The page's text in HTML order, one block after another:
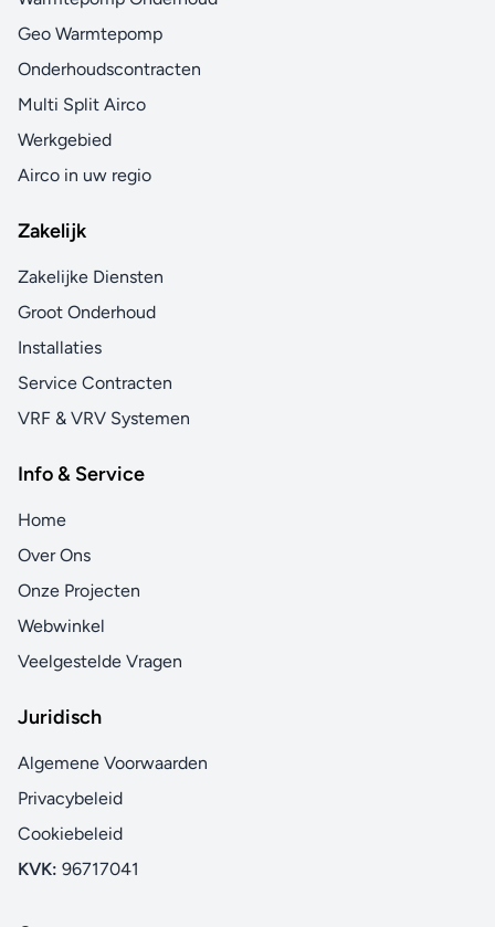
Geo Warmtepomp
Onderhoudscontracten
Multi Split Airco
Werkgebied
Airco in uw regio
Zakelijk
Zakelijke Diensten
Groot Onderhoud
Installaties
Service Contracten
VRF & VRV Systemen
Info & Service
Home
Over Ons
Onze Projecten
Webwinkel
Veelgestelde Vragen
Juridisch
Algemene Voorwaarden
Privacybeleid
Cookiebeleid
KVK: 96717041